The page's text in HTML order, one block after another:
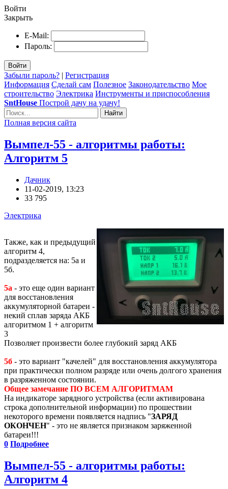
Войти
Закрыть
E-Mail:
Пароль:
Войти
Забыли пароль? | Регистрация
Информация Сделай сам Полезное Законодательство Мое
строительство Электрика Инструменты и приспособления
SntHouse Построй дачу на удачу!
Найти
Полная версия сайта
Вымпел-55 - алгоритмы работы:
Алгоритм 5
Дачник
11-02-2019, 13:23
33 795
Электрика
Также, как и предыдущий
алгоритм 4,
подразделяется на: 5а и
5б.
5а - это еще один вариант
для восстановления
аккумуляторной батареи -
некий сплав заряда АКБ
алгоритмом 1 + алгоритм
3
Позволяет произвести более глубокий заряд АКБ
5б - это вариант "качелей" для восстановления аккумулятора
при практически полном разряде или очень долгого хранения
в разряженном состоянии.
Общее замечание ПО ВСЕМ АЛГОРИТМАМ
На индикаторе зарядного устройства (если активирована
строка дополнительной информации) по прошествии
некоторого времени появляется надпись "ЗАРЯД
ОКОНЧЕН" - это не является признаком заряженной
батареи!!!
0 Подробнее
Вымпел-55 - алгоритмы работы:
Алгоритм 4